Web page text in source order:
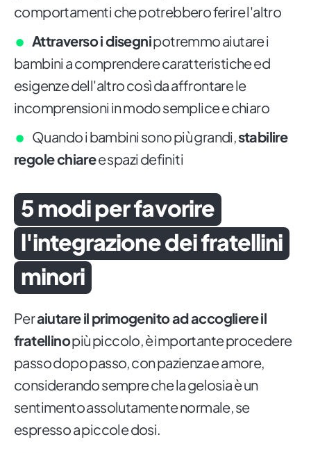
comportamenti che potrebbero ferire l'altro
Attraverso i disegnipotremmo aiutare i
bambini a comprendere caratteristiche ed
esigenze dell'altro così da affrontare le
incomprensioni in modo semplice e chiaro
Quando i bambini sono più grandi,stabilire
regole chiaree spazi definiti
5 modi per favorire
l'integrazione dei fratellini
minori
Peraiutare il primogenito ad accogliere il
fratellinopiù piccolo, è importante procedere
passo dopo passo, con pazienza e amore,
considerando sempre che la gelosia è un
sentimento assolutamente normale, se
espresso a piccole dosi.